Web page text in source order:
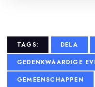
TAGS: DELA
GEDENKWAARDIGE
GEMEENSCHAPPEN